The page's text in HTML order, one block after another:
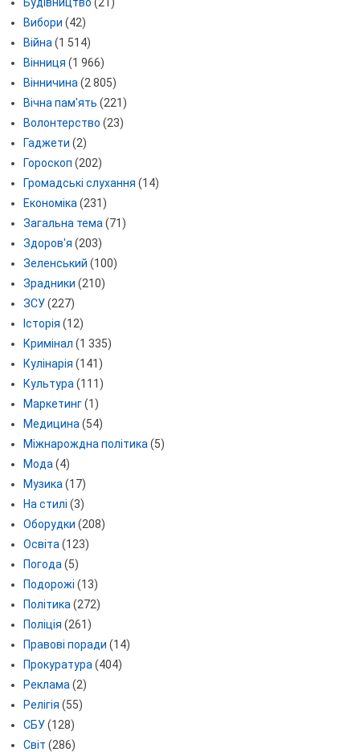
Вибори (42)
Війна (1 514)
Вінниця (1 966)
Вінничина (2 805)
Вічна пам'ять (221)
Волонтерство (23)
Гаджети (2)
Гороскоп (202)
Громадські слухання (14)
Економіка (231)
Загальна тема (71)
Здоров'я (203)
Зеленський (100)
Зрадники (210)
ЗСУ(227)
Історія (12)
Кримінал (1 335)
Кулінарія (141)
Культура (111)
Маркетинг(1)
Медицина (54)
Міжнарождна політика (5)
Мода (4)
Музика (17)
На стилі (3)
Оборудки (208)
Освіта (123)
Погода (5)
Подорожі (13)
Політика (272)
Поліція (261)
Правові поради (14)
Прокуратура (404)
Реклама (2)
Релігія (55)
СБУ(128)
Світ (286)